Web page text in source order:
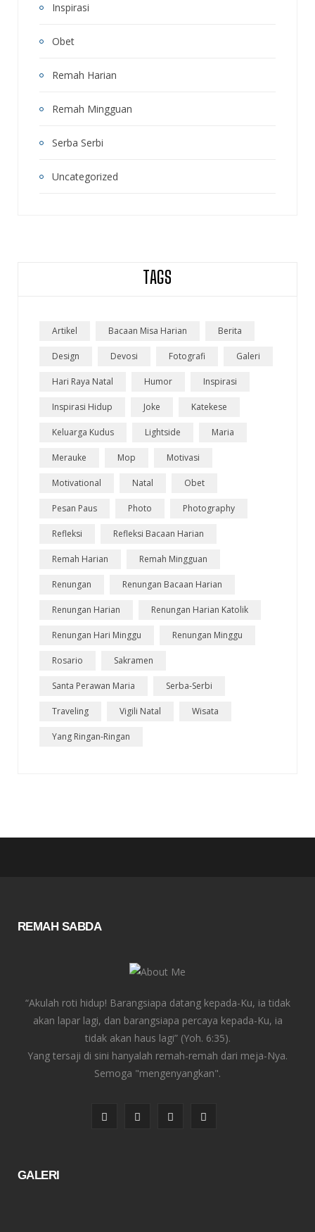
Inspirasi
Obet
Remah Harian
Remah Mingguan
Serba Serbi
Uncategorized
TAGS
Artikel Bacaan Misa Harian Berita
Design Devosi Fotografi Galeri
Hari Raya Natal Humor Inspirasi
Inspirasi Hidup Joke Katekese
Keluarga Kudus Lightside Maria
Merauke Mop Motivasi
Motivational Natal Obet
Pesan Paus Photo Photography
Refleksi Refleksi Bacaan Harian
Remah Harian Remah Mingguan
Renungan Renungan Bacaan Harian
Renungan Harian Renungan Harian Katolik
Renungan Hari Minggu Renungan Minggu
Rosario Sakramen
Santa Perawan Maria Serba-Serbi
Traveling Vigili Natal Wisata
Yang Ringan-Ringan
REMAH SABDA
“Akulah roti hidup! Barangsiapa datang kepada-Ku, ia tidak
akan lapar lagi, dan barangsiapa percaya kepada-Ku, ia
tidak akan haus lagi” (Yoh. 6:35).
Yang tersaji di sini hanyalah remah-remah dari meja-Nya.
Semoga "mengenyangkan".
GALERI